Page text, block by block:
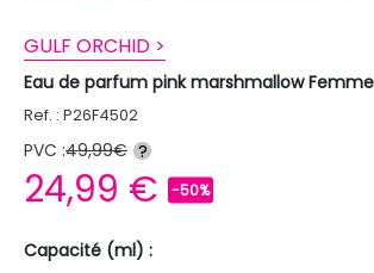
GULF ORCHID >
Eau de parfum pink marshmallow Femme
Ref. : P26F4502
PVC :49,99€ ?
24,99 € -50%
Capacité (ml) :